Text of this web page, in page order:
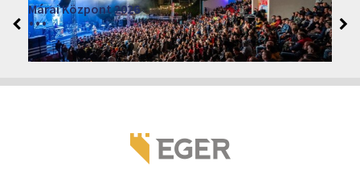
Moziműsor
2026
Cinema Agria, Eger 3300, Törvényház utca 4.